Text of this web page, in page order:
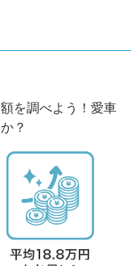
を調べよう！愛車
？